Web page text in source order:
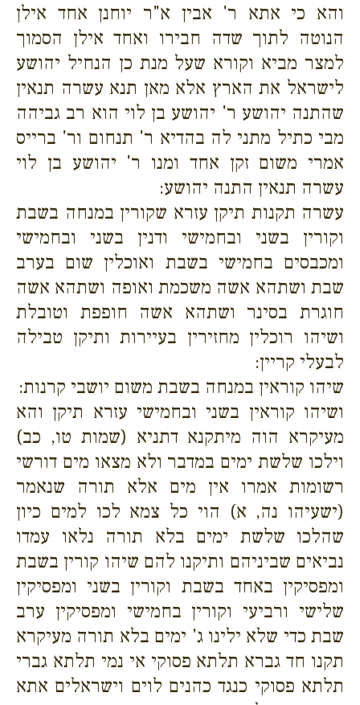
והא כי אתא ר' אבין א"ר יוחנן אחד אילן
הנוטה לתוך שדה חבירו ואחד אילן הסמוך
למצר מביא וקורא שעל מנת כן הנחיל יהושע
לישראל את הארץ אלא מאן תנא עשרה תנאין
שהתנה יהושע ר' יהושע בן לוי הוא רב גביהה
מבי כתיל מתני לה בהדיא ר' תנחום ור' ברייס
אמרי משום זקן אחד ומנו ר' יהושע בן לוי
עשרה תנאין התנה יהושע:
עשרה תקנות תיקן עזרא שקורין במנחה בשבת
וקורין בשני ובחמישי ודנין בשני ובחמישי
ומכבסים בחמישי בשבת ואוכלין שום בערב
שבת ושתהא אשה משכמת ואופה ושתהא אשה
חוגרת בסינר ושתהא אשה חופפת וטובלת
ושיהו רוכלין מחזירין בעיירות ותיקן טבילה
לבעלי קריין:
שיהו קוראין במנחה בשבת משום יושבי קרנות:
ושיהו קוראין בשני ובחמישי עזרא תיקן והא
מעיקרא הוה מיתקנא דתניא (שמות טו, כב)
וילכו שלשת ימים במדבר ולא מצאו מים דורשי
רשומות אמרו אין מים אלא תורה שנאמר
(ישעיהו נה, א) הוי כל צמא לכו למים כיון
שהלכו שלשת ימים בלא תורה נלאו עמדו
נביאים שביניהם ותיקנו להם שיהו קורין בשבת
ומפסיקין באחד בשבת וקורין בשני ומפסיקין
שלישי ורביעי וקורין בחמישי ומפסיקין ערב
שבת כדי שלא ילינו ג' ימים בלא תורה מעיקרא
תקנו חד גברא תלתא פסוקי אי נמי תלתא גברי
תלתא פסוקי כנגד כהנים לוים וישראלים אתא